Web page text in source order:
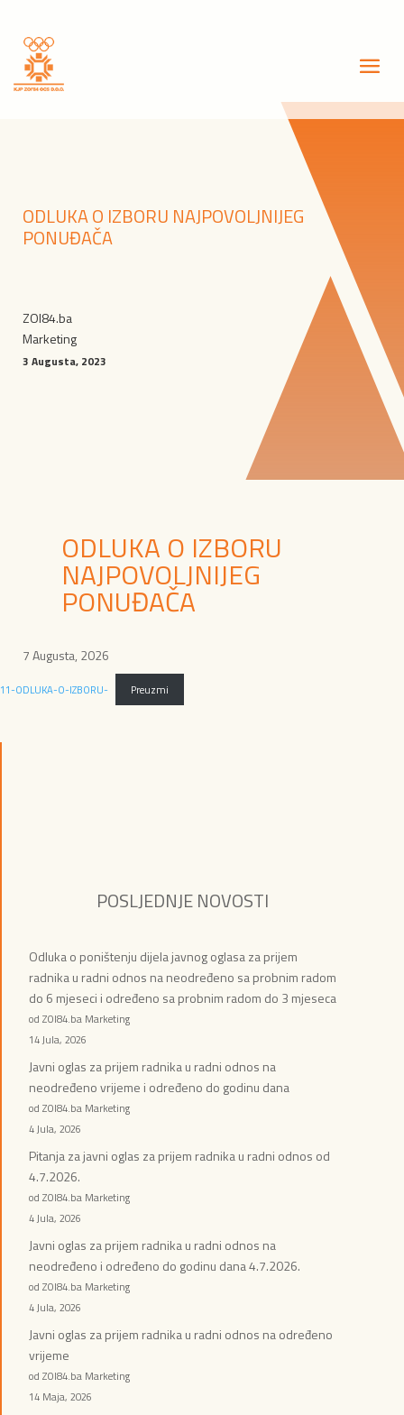
ODLUKA O IZBORU NAJPOVOLJNIJEG
PONUĐAČA
ZOI84.ba
Marketing
3 Augusta, 2023
ODLUKA O IZBORU
NAJPOVOLJNIJEG
PONUĐAČA
7 Augusta, 2026
11-ODLUKA-O-IZBORU- Preuzmi
POSLJEDNJE NOVOSTI
Odluka o poništenju dijela javnog oglasa za prijem
radnika u radni odnos na neodređeno sa probnim radom
do 6 mjeseci i određeno sa probnim radom do 3 mjeseca
od ZOI84.ba Marketing
14 Jula, 2026
Javni oglas za prijem radnika u radni odnos na
neodređeno vrijeme i određeno do godinu dana
od ZOI84.ba Marketing
4 Jula, 2026
Pitanja za javni oglas za prijem radnika u radni odnos od
4.7.2026.
od ZOI84.ba Marketing
4 Jula, 2026
Javni oglas za prijem radnika u radni odnos na
neodređeno i određeno do godinu dana 4.7.2026.
od ZOI84.ba Marketing
4 Jula, 2026
Javni oglas za prijem radnika u radni odnos na određeno
vrijeme
od ZOI84.ba Marketing
14 Maja, 2026